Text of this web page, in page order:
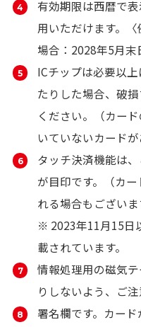
有効期限は西暦で
用いただけます。
場合：2028年5月末
ICチップは必要以
たりした場合、破
ください。
（カー
いていないカードが
タッチ決済機能は
が目印です。（カ
れる場合もございま
※ 2023年11月15日
載されています。
情報処理用の磁気
りしないよう、ご注
署名欄です。カー